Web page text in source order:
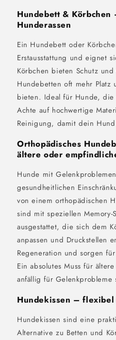
Hundebett &
Hunderassen
Ein Hundebett oder
Erstausstattung und eignet
Körbchen bieten Schutz
Hundebetten oft mehr Platz
bieten. Ideal für Hunde, die
Achte auf hochwertige
Reinigung, damit dein
Orthopädisches
ältere oder
Hunde mit
gesundheitlichen
von einem orthopädischen
sind mit speziellen Memory-
ausgestattet, die sich dem
anpassen und Druckstellen
Regeneration und sorgen
Ein absolutes Muss für
anfällig für Gelenkprobleme
Hundekissen – flexibel
Hundekissen sind eine
Alternative zu Betten und